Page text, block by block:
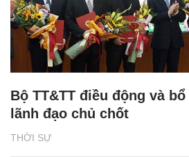
THỜI SỰ
Bộ TT&TT điều động và
lãnh đạo chủ chốt